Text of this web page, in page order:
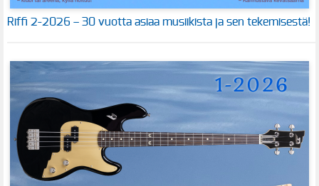
Riffi 2-2026 – 30 vuotta asiaa musiikista ja sen tekemisestä!